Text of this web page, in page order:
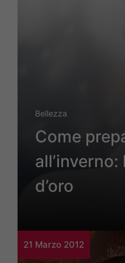
Bellezza
Come
d’oro
21 Marzo 2012